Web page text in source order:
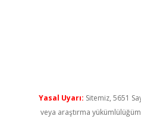
Yasal Uyarı: Sitemiz, 5651
veya araştırma